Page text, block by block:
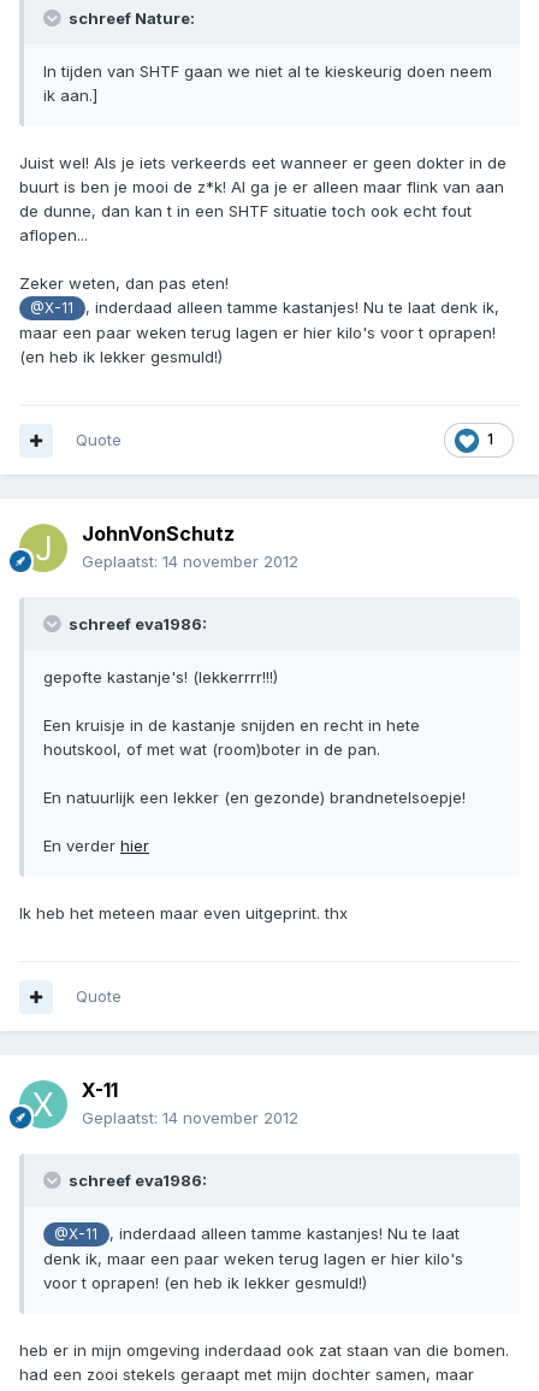
schreef Nature:
In tijden van SHTF gaan we niet al te kieskeurig doen neem
ik aan.]
Juist wel! Als je iets verkeerds eet wanneer er geen dokter in de
buurt is ben je mooi de z*k! Al ga je er alleen maar flink van aan
de dunne, dan kan t in een SHTF situatie toch ook echt fout
aflopen...
Zeker weten, dan pas eten!
@X-11
, inderdaad alleen tamme kastanjes! Nu te laat denk ik,
maar een paar weken terug lagen er hier kilo's voor t oprapen!
(en heb ik lekker gesmuld!)
1
Quote
JohnVonSchutz
Geplaatst: 14 november 2012
schreef eva1986:
gepofte kastanje's! (lekkerrrr!!!)
Een kruisje in de kastanje snijden en recht in hete
houtskool, of met wat (room)boter in de pan.
En natuurlijk een lekker (en gezonde) brandnetelsoepje!
En verder hier
Ik heb het meteen maar even uitgeprint. thx
Quote
X-11
Geplaatst: 14 november 2012
schreef eva1986:
@X-11
, inderdaad alleen tamme kastanjes! Nu te laat
denk ik, maar een paar weken terug lagen er hier kilo's
voor t oprapen! (en heb ik lekker gesmuld!)
heb er in mijn omgeving inderdaad ook zat staan van die bomen.
had een zooi stekels geraapt met mijn dochter samen, maar